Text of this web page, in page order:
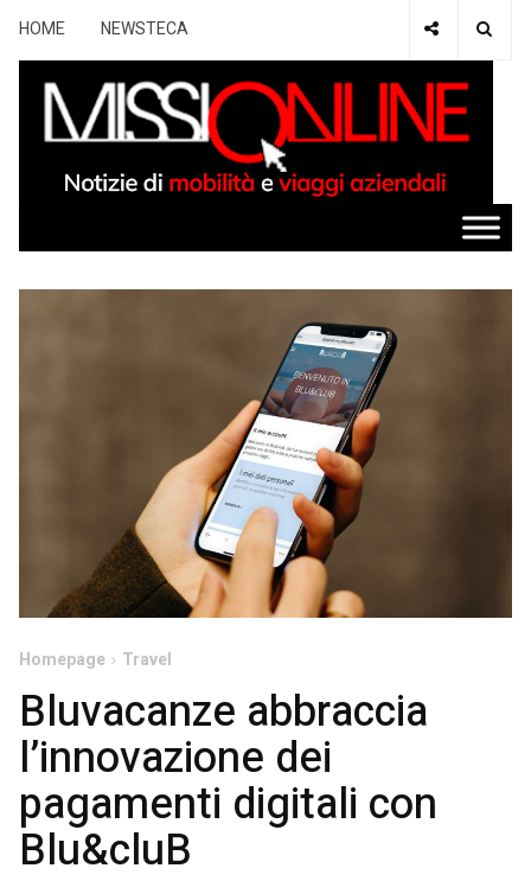
HOME NEWSTECA
Homepage Travel
Bluvacanze abbraccia
l’innovazione dei
pagamenti digitali con
Blu&cluB